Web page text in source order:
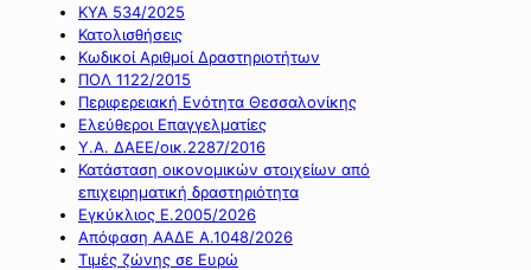
ΚΥΑ 534/2025
Κατολισθήσεις
Κωδικοί Αριθμοί Δραστηριοτήτων
ΠΟΛ 1122/2015
Περιφερειακή Ενότητα Θεσσαλονίκης
Ελεύθεροι Επαγγελματίες
Υ.Α. ΔΑΕΕ/οικ.2287/2016
Κατάσταση οικονομικών στοιχείων από
επιχειρηματική δραστηριότητα
Εγκύκλιος Ε.2005/2026
Απόφαση ΑΑΔΕ Α.1048/2026
Τιμές ζώνης σε Ευρώ